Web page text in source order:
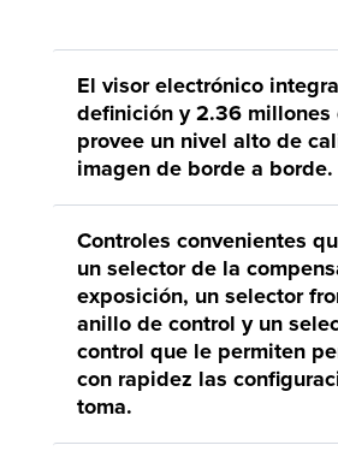
El visor electrónico
definición y 2.36 millones
provee un nivel alto de
imagen de borde a borde.
Controles convenientes
un selector de la
exposición, un selector
anillo de control y un
control que le permiten
con rapidez las
toma.